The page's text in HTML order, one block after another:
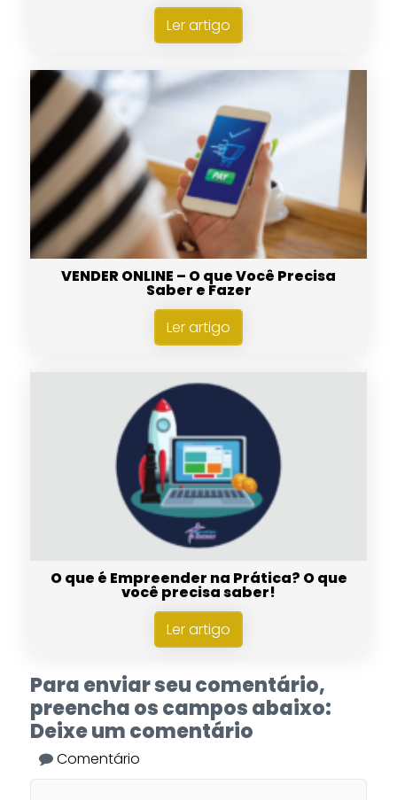
Ler artigo
VENDER ONLINE – O que Você Precisa
Saber e Fazer
Ler artigo
O que é Empreender na Prática? O que
você precisa saber!
Ler artigo
Para enviar seu comentário,
preencha os campos abaixo:
Deixe um comentário
Comentário